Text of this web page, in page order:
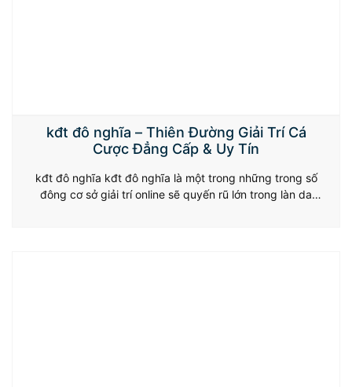
kđt đô nghĩa – Thiên Đường Giải Trí Cá
Cược Đẳng Cấp & Uy Tín
kđt đô nghĩa kđt đô nghĩa là một trong những trong số
đông cơ sở giải trí online sẽ quyến rũ lớn trong làn da